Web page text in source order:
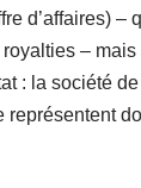
d’affaires) –
–
: la société